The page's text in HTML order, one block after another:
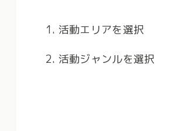
1. 活動エリアを選択
2. 活動ジャンルを選択